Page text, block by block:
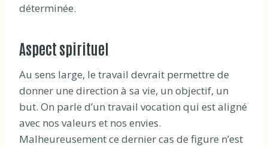
déterminée.
Aspect spirituel
Au sens large, le travail devrait permettre de
donner une direction à sa vie, un objectif, un
but. On parle d’un travail vocation qui est aligné
avec nos valeurs et nos envies.
Malheureusement ce dernier cas de figure n’est